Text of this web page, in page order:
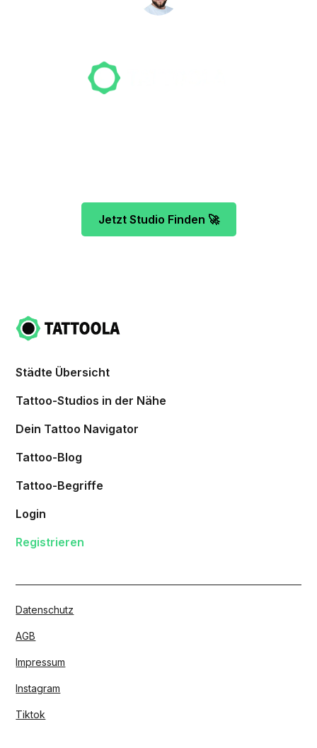
Jetzt Studio Finden 🚀
Städte Übersicht
Tattoo-Studios in der Nähe
Dein Tattoo Navigator
Tattoo-Blog
Tattoo-Begriffe
Login
Registrieren
Datenschutz
AGB
Impressum
Instagram
Tiktok